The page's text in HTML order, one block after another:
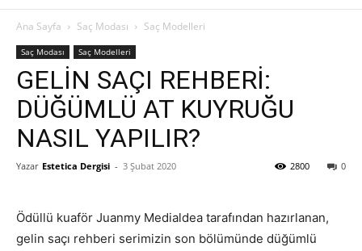
Ana Sayfa Saç Modası Saç Modelleri
Saç Modası Saç Modelleri
GELİN SAÇI REHBERİ:
DÜĞÜMLÜ AT KUYRUĞU
NASIL YAPILIR?
Yazar Estetica Dergisi - 3 Şubat 2020 0
2800
Ödüllü kuaför Juanmy Medialdea tarafından hazırlanan,
gelin saçı rehberi serimizin son bölümünde düğümlü